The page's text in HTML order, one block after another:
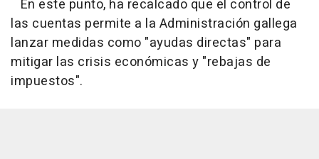
En este punto, ha recalcado que el control de
las cuentas permite a la Administración gallega
lanzar medidas como "ayudas directas" para
mitigar las crisis económicas y "rebajas de
impuestos".